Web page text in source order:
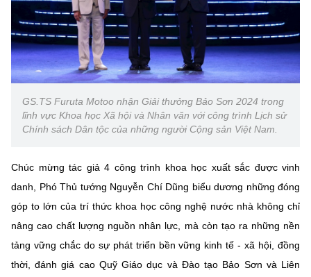
GS.TS Furuta Motoo nhận Giải thưởng Bảo Sơn 2024 trong
lĩnh vực Khoa học Xã hội và Nhân văn với công trình Lịch sử
Chính sách Dân tộc của những người Cộng sản Việt Nam.
Chúc mừng tác giả 4 công trình khoa học xuất sắc được vinh
danh, Phó Thủ tướng Nguyễn Chí Dũng biểu dương những đóng
góp to lớn của trí thức khoa học công nghệ nước nhà không chỉ
nâng cao chất lượng nguồn nhân lực, mà còn tạo ra những nền
tảng vững chắc do sự phát triển bền vững kinh tế - xã hội, đồng
thời, đánh giá cao Quỹ Giáo dục và Đào tạo Bảo Sơn và Liên